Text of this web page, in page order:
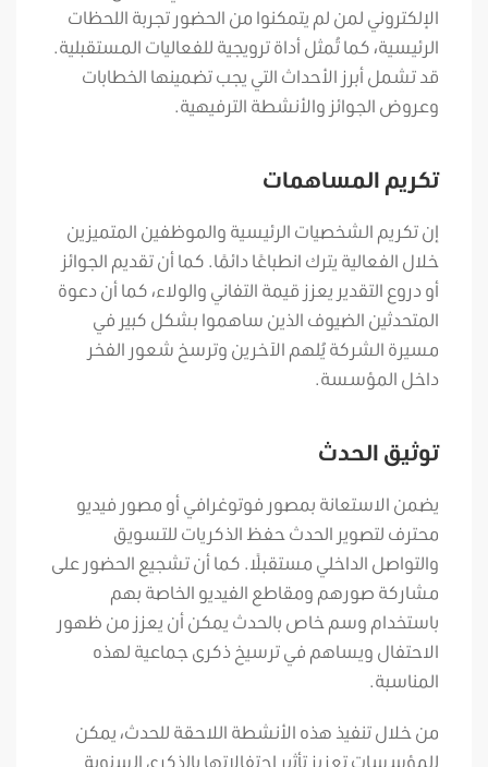
الإلكتروني لمن لم يتمكنوا من الحضور تجربة اللحظات
الرئيسية، كما تُمثل أداة ترويجية للفعاليات المستقبلية.
قد تشمل أبرز الأحداث التي يجب تضمينها الخطابات
وعروض الجوائز والأنشطة الترفيهية.
تكريم المساهمات
إن تكريم الشخصيات الرئيسية والموظفين المتميزين
خلال الفعالية يترك انطباعًا دائمًا. كما أن تقديم الجوائز
أو دروع التقدير يعزز قيمة التفاني والولاء، كما أن دعوة
المتحدثين الضيوف الذين ساهموا بشكل كبير في
مسيرة الشركة يُلهم الآخرين وترسخ شعور الفخر
داخل المؤسسة.
توثيق الحدث
يضمن الاستعانة بمصور فوتوغرافي أو مصور فيديو
محترف لتصوير الحدث حفظ الذكريات للتسويق
والتواصل الداخلي مستقبلًا. كما أن تشجيع الحضور على
مشاركة صورهم ومقاطع الفيديو الخاصة بهم
باستخدام وسم خاص بالحدث يمكن أن يعزز من ظهور
الاحتفال ويساهم في ترسيخ ذكرى جماعية لهذه
المناسبة.
من خلال تنفيذ هذه الأنشطة اللاحقة للحدث، يمكن
للمؤسسات تعزيز تأثير احتفالاتها بالذكرى السنوية